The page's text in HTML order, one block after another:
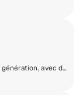
Les classiques du rock de deuxième génération, avec des chansons de la fin des années 70 et suivantes.